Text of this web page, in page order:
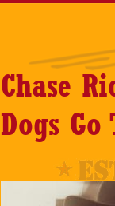
Chase
Dogs